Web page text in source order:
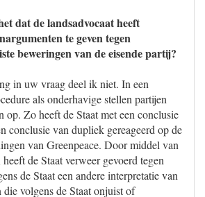
dat de landsadvocaat heeft
te geven tegen
beweringen van de eisende partij?
in uw vraag deel ik niet. In een
als onderhavige stellen partijen
op. Zo heeft de Staat met een conclusie
conclusie van dupliek gereageerd op de
van Greenpeace. Door middel van
de Staat verweer gevoerd tegen
de Staat een andere interpretatie van
die volgens de Staat onjuist of